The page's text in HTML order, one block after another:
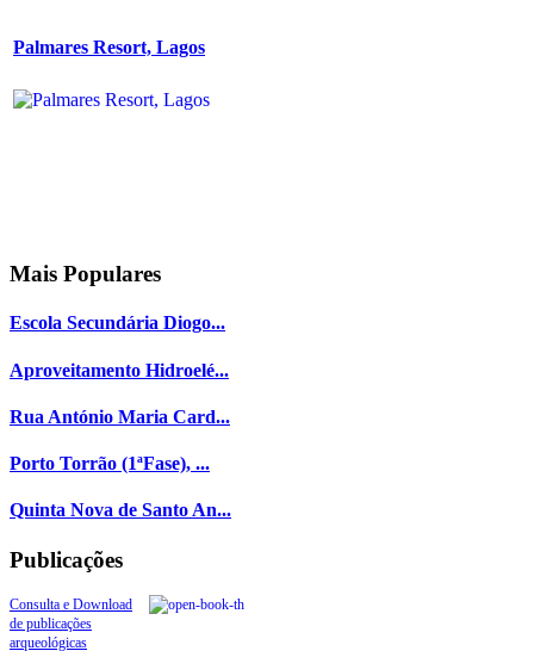
Palmares Resort, Lagos
Mais Populares
Escola Secundária Diogo...
Aproveitamento Hidroelé...
Rua António Maria Card...
Porto Torrão (1ªFase), ...
Quinta Nova de Santo An...
Publicações
Consulta e Download
de publicações
arqueológicas